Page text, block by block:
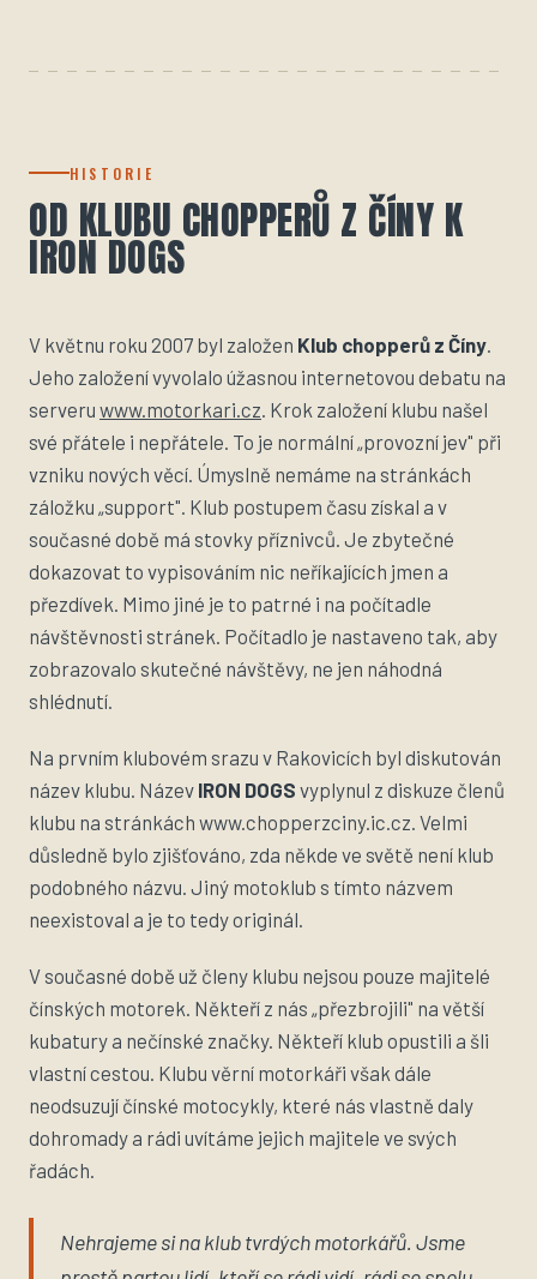
HISTORIE
OD KLUBU CHOPPERŮ Z ČÍNY K
IRON DOGS
V květnu roku 2007 byl založen Klub chopperů z Číny
Jeho založení vyvolalo úžasnou internetovou debatu na
serveru www.motorkari.cz . Krok založení klubu našel
své přátele i nepřátele. To je normální „provozní jev" při
vzniku nových věcí. Úmyslně nemáme na stránkách
záložku „support". Klub postupem času získal a v
současné době má stovky příznivců. Je zbytečné
dokazovat to vypisováním nic neříkajících jmen a
přezdívek. Mimo jiné je to patrné i na počítadle
návštěvnosti stránek. Počítadlo je nastaveno tak, aby
zobrazovalo skutečné návštěvy, ne jen náhodná
shlédnutí.
Na prvním klubovém srazu v Rakovicích byl diskutován
název klubu. Název IRON DOGS vyplynul z diskuze členů
klubu na stránkách www.chopperzciny.ic.cz. Velmi
důsledně bylo zjišťováno, zda někde ve světě není klub
podobného názvu. Jiný motoklub s tímto názvem
neexistoval a je to tedy originál.
V současné době už členy klubu nejsou pouze majitelé
čínských motorek. Někteří z nás „přezbrojili" na větší
kubatury a nečínské značky. Někteří klub opustili a šli
vlastní cestou. Klubu věrní motorkáři však dále
neodsuzují čínské motocykly, které nás vlastně daly
dohromady a rádi uvítáme jejich majitele ve svých
řadách.
Nehrajeme si na klub tvrdých motorkářů. Jsme